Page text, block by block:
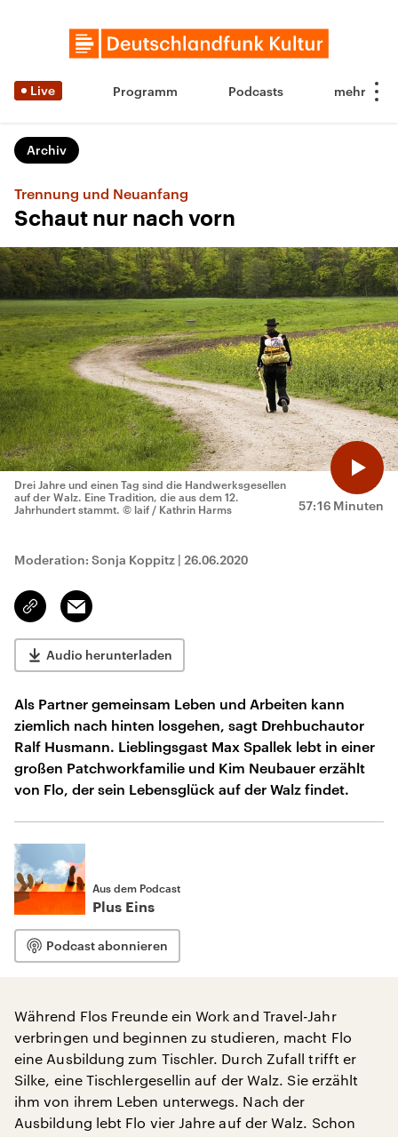
Live Programm Podcasts
Archiv
Trennung und Neuanfang
Schaut nur nach vorn
57:16 Minuten
Drei Jahre und einen Tag sind die Handwerksgesellen
auf der Walz. Eine Tradition, die aus dem 12.
Jahrhundert stammt. © laif / Kathrin Harms
Moderation: Sonja Koppitz | 26.06.2020
Link
kopieren/teilen
Email
Audio herunterladen
Als Partner gemeinsam Leben und Arbeiten kann
ziemlich nach hinten losgehen, sagt Drehbuchautor
Ralf Husmann. Lieblingsgast Max Spallek lebt in einer
großen Patchworkfamilie und Kim Neubauer erzählt
von Flo, der sein Lebensglück auf der Walz findet.
Aus dem Podcast
Plus Eins
Podcast abonnieren
Während Flos Freunde ein Work and Travel-Jahr
verbringen und beginnen zu studieren, macht Flo
eine Ausbildung zum Tischler. Durch Zufall trifft er
Silke, eine Tischlergesellin auf der Walz. Sie erzählt
ihm von ihrem Leben unterwegs. Nach der
Ausbildung lebt Flo vier Jahre auf der Walz. Schon